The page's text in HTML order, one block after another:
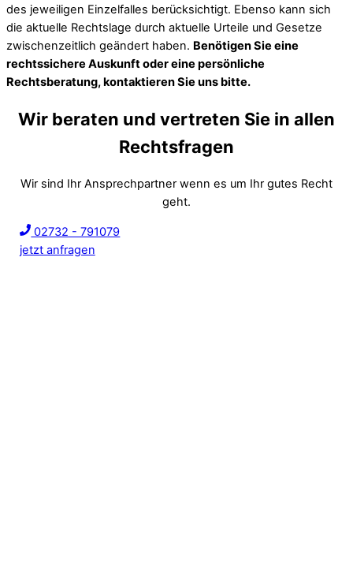
des jeweiligen Einzelfalles berücksichtigt. Ebenso kann sich
die aktuelle Rechtslage durch aktuelle Urteile und Gesetze
zwischenzeitlich geändert haben. Benötigen Sie eine
rechtssichere Auskunft oder eine persönliche
Rechtsberatung, kontaktieren Sie uns bitte.
Wir beraten und vertreten Sie in allen
Rechtsfragen
Wir sind Ihr Ansprechpartner wenn es um Ihr gutes Recht
geht.
02732 - 791079
jetzt anfragen